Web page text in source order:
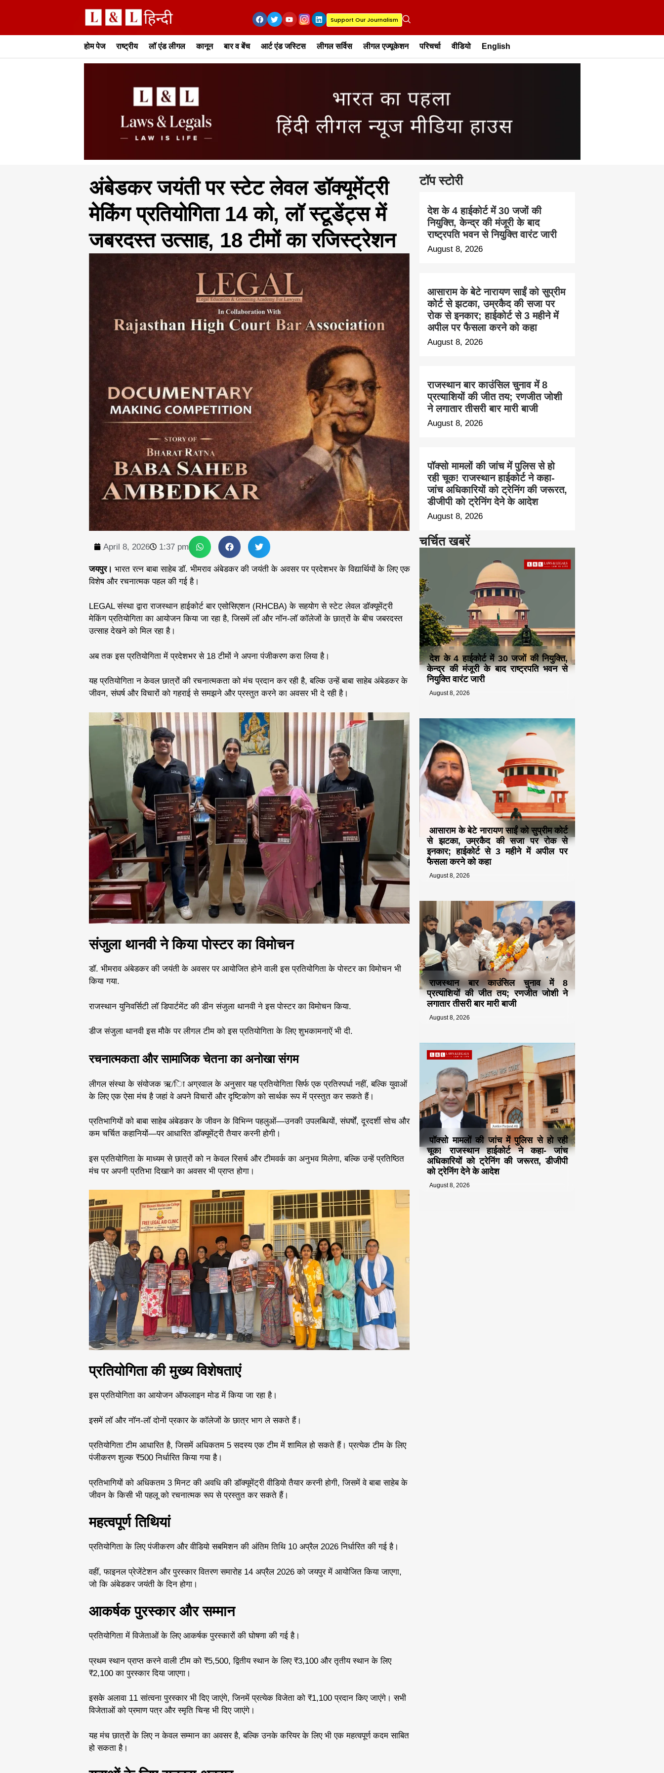
Support Our Journalism
होम पेज राष्ट्रीय लॉ एंड लीगल कानून बार व बेंच आर्ट एंड जस्टिस लीगल सर्विस लीगल एज्यूकेशन परिचर्चा वीडियो English
टॉप स्टोरी
देश के 4 हाईकोर्ट में 30 जजों की
नियुक्ति, केन्द्र की मंजूरी के बाद
राष्ट्रपति भवन से नियुक्ति वारंट जारी
August 8, 2026
आसाराम के बेटे नारायण साईं को सुप्रीम
कोर्ट से झटका, उम्रकैद की सजा पर
रोक से इनकार; हाईकोर्ट से 3 महीने में
अपील पर फैसला करने को कहा
August 8, 2026
राजस्थान बार काउंसिल चुनाव में 8
प्रत्याशियों की जीत तय; रणजीत जोशी
ने लगातार तीसरी बार मारी बाजी
August 8, 2026
पॉक्सो मामलों की जांच में पुलिस से हो
रही चूक! राजस्थान हाईकोर्ट ने कहा-
जांच अधिकारियों को ट्रेनिंग की जरूरत,
डीजीपी को ट्रेनिंग देने के आदेश
August 8, 2026
चर्चित खबरें
देश के 4 हाईकोर्ट में 30 जजों की नियुक्ति,
केन्द्र की मंजूरी के बाद राष्ट्रपति भवन से
नियुक्ति वारंट जारी
August 8, 2026
आसाराम के बेटे नारायण साईं को सुप्रीम कोर्ट
से झटका, उम्रकैद की सजा पर रोक से
इनकार; हाईकोर्ट से 3 महीने में अपील पर
फैसला करने को कहा
August 8, 2026
राजस्थान बार काउंसिल चुनाव में 8
प्रत्याशियों की जीत तय; रणजीत जोशी ने
लगातार तीसरी बार मारी बाजी
August 8, 2026
पॉक्सो मामलों की जांच में पुलिस से हो रही
चूक! राजस्थान हाईकोर्ट ने कहा- जांच
अधिकारियों को ट्रेनिंग की जरूरत, डीजीपी
को ट्रेनिंग देने के आदेश
August 8, 2026
अंबेडकर जयंती पर स्टेट लेवल डॉक्यूमेंट्री
मेकिंग प्रतियोगिता 14 को, लॉ स्टूडेंट्स में
जबरदस्त उत्साह, 18 टीमों का रजिस्ट्रेशन
April 8, 2026 1:37 pm
जयपुर। भारत रत्न बाबा साहेब डॉ. भीमराव अंबेडकर की जयंती के अवसर पर प्रदेशभर के विद्यार्थियों के लिए एक
विशेष और रचनात्मक पहल की गई है।
LEGAL संस्था द्वारा राजस्थान हाईकोर्ट बार एसोसिएशन (RHCBA) के सहयोग से स्टेट लेवल डॉक्यूमेंट्री
मेकिंग प्रतियोगिता का आयोजन किया जा रहा है, जिसमें लॉ और नॉन-लॉ कॉलेजों के छात्रों के बीच जबरदस्त
उत्साह देखने को मिल रहा है।
अब तक इस प्रतियोगिता में प्रदेशभर से 18 टीमों ने अपना पंजीकरण करा लिया है।
यह प्रतियोगिता न केवल छात्रों की रचनात्मकता को मंच प्रदान कर रही है, बल्कि उन्हें बाबा साहेब अंबेडकर के
जीवन, संघर्ष और विचारों को गहराई से समझने और प्रस्तुत करने का अवसर भी दे रही है।
संजुला थानवी ने किया पोस्टर का विमोचन
डॉ. भीमराव अंबेडकर की जयंती के अवसर पर आयोजित होने वाली इस प्रतियोगिता के पोस्टर का विमोचन भी
किया गया.
राजस्थान युनिवर्सिटी लॉ डिपार्टमेंट की डीन संजुला थानवी ने इस पोस्टर का विमोचन किया.
डीज संजुला थानवी इस मौके पर लीगल टीम को इस प्रतियोगिता के ​लिए शुभकामनाऐं भी दी.
रचनात्मकता और सामाजिक चेतना का अनोखा संगम
लीगल संस्था के संयोजक ऋ/िा अग्रवाल के अनुसार यह प्रतियोगिता सिर्फ एक प्रतिस्पर्धा नहीं, बल्कि युवाओं
के लिए एक ऐसा मंच है जहां वे अपने विचारों और दृष्टिकोण को सार्थक रूप में प्रस्तुत कर सकते हैं।
प्रतिभागियों को बाबा साहेब अंबेडकर के जीवन के विभिन्न पहलुओं—उनकी उपलब्धियों, संघर्षों, दूरदर्शी सोच और
कम चर्चित कहानियों—पर आधारित डॉक्यूमेंट्री तैयार करनी होगी।
इस प्रतियोगिता के माध्यम से छात्रों को न केवल रिसर्च और टीमवर्क का अनुभव मिलेगा, बल्कि उन्हें प्रतिष्ठित
मंच पर अपनी प्रतिभा दिखाने का अवसर भी प्राप्त होगा।
प्रतियोगिता की मुख्य विशेषताएं
इस प्रतियोगिता का आयोजन ऑफलाइन मोड में किया जा रहा है।
इसमें लॉ और नॉन-लॉ दोनों प्रकार के कॉलेजों के छात्र भाग ले सकते हैं।
प्रतियोगिता टीम आधारित है, जिसमें अधिकतम 5 सदस्य एक टीम में शामिल हो सकते हैं। प्रत्येक टीम के लिए
पंजीकरण शुल्क ₹500 निर्धारित किया गया है।
प्रतिभागियों को अधिकतम 3 मिनट की अवधि की डॉक्यूमेंट्री वीडियो तैयार करनी होगी, जिसमें वे बाबा साहेब के
जीवन के किसी भी पहलू को रचनात्मक रूप से प्रस्तुत कर सकते हैं।
महत्वपूर्ण तिथियां
प्रतियोगिता के लिए पंजीकरण और वीडियो सबमिशन की अंतिम तिथि 10 अप्रैल 2026 निर्धारित की गई है।
वहीं, फाइनल प्रेजेंटेशन और पुरस्कार वितरण समारोह 14 अप्रैल 2026 को जयपुर में आयोजित किया जाएगा,
जो कि अंबेडकर जयंती के दिन होगा।
आकर्षक पुरस्कार और सम्मान
प्रतियोगिता में विजेताओं के लिए आकर्षक पुरस्कारों की घोषणा की गई है।
प्रथम स्थान प्राप्त करने वाली टीम को ₹5,500, द्वितीय स्थान के लिए ₹3,100 और तृतीय स्थान के लिए
₹2,100 का पुरस्कार दिया जाएगा।
इसके अलावा 11 सांत्वना पुरस्कार भी दिए जाएंगे, जिनमें प्रत्येक विजेता को ₹1,100 प्रदान किए जाएंगे। सभी
विजेताओं को प्रमाण पत्र और स्मृति चिन्ह भी दिए जाएंगे।
यह मंच छात्रों के लिए न केवल सम्मान का अवसर है, बल्कि उनके करियर के लिए भी एक महत्वपूर्ण कदम साबित
हो सकता है।